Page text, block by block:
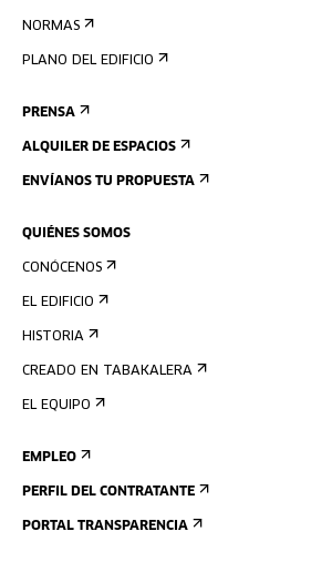
NORMAS
PLANO DEL EDIFICIO
PRENSA
ALQUILER DE ESPACIOS
ENVÍANOS TU PROPUESTA
QUIÉNES SOMOS
CONÓCENOS
EL EDIFICIO
HISTORIA
CREADO EN TABAKALERA
EL EQUIPO
EMPLEO
PERFIL DEL CONTRATANTE
PORTAL TRANSPARENCIA